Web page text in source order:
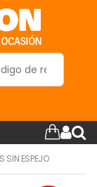
SIN ESPEJO